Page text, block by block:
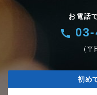
お電話
call
（
初め